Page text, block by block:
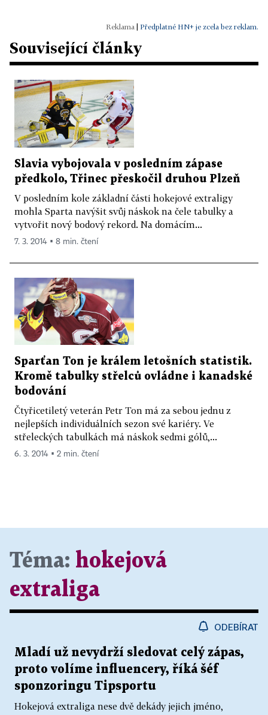
Předplatné HN+ je zcela bez reklam.
Související články
Slavia vybojovala v posledním zápase
předkolo, Třinec přeskočil druhou Plzeň
V posledním kole základní části hokejové extraligy
mohla Sparta navýšit svůj náskok na čele tabulky a
vytvořit nový bodový rekord. Na domácím...
7. 3. 2014 ▪ 8 min. čtení
Sparťan Ton je králem letošních statistik.
Kromě tabulky střelců ovládne i kanadské
bodování
Čtyřicetiletý veterán Petr Ton má za sebou jednu z
nejlepších individuálních sezon své kariéry. Ve
střeleckých tabulkách má náskok sedmi gólů,...
6. 3. 2014 ▪ 2 min. čtení
Téma: hokejová
extraliga
ODEBÍRAT
Mladí už nevydrží sledovat celý zápas,
proto volíme influencery, říká šéf
sponzoringu Tipsportu
Hokejová extraliga nese dvě dekády jejich jméno,